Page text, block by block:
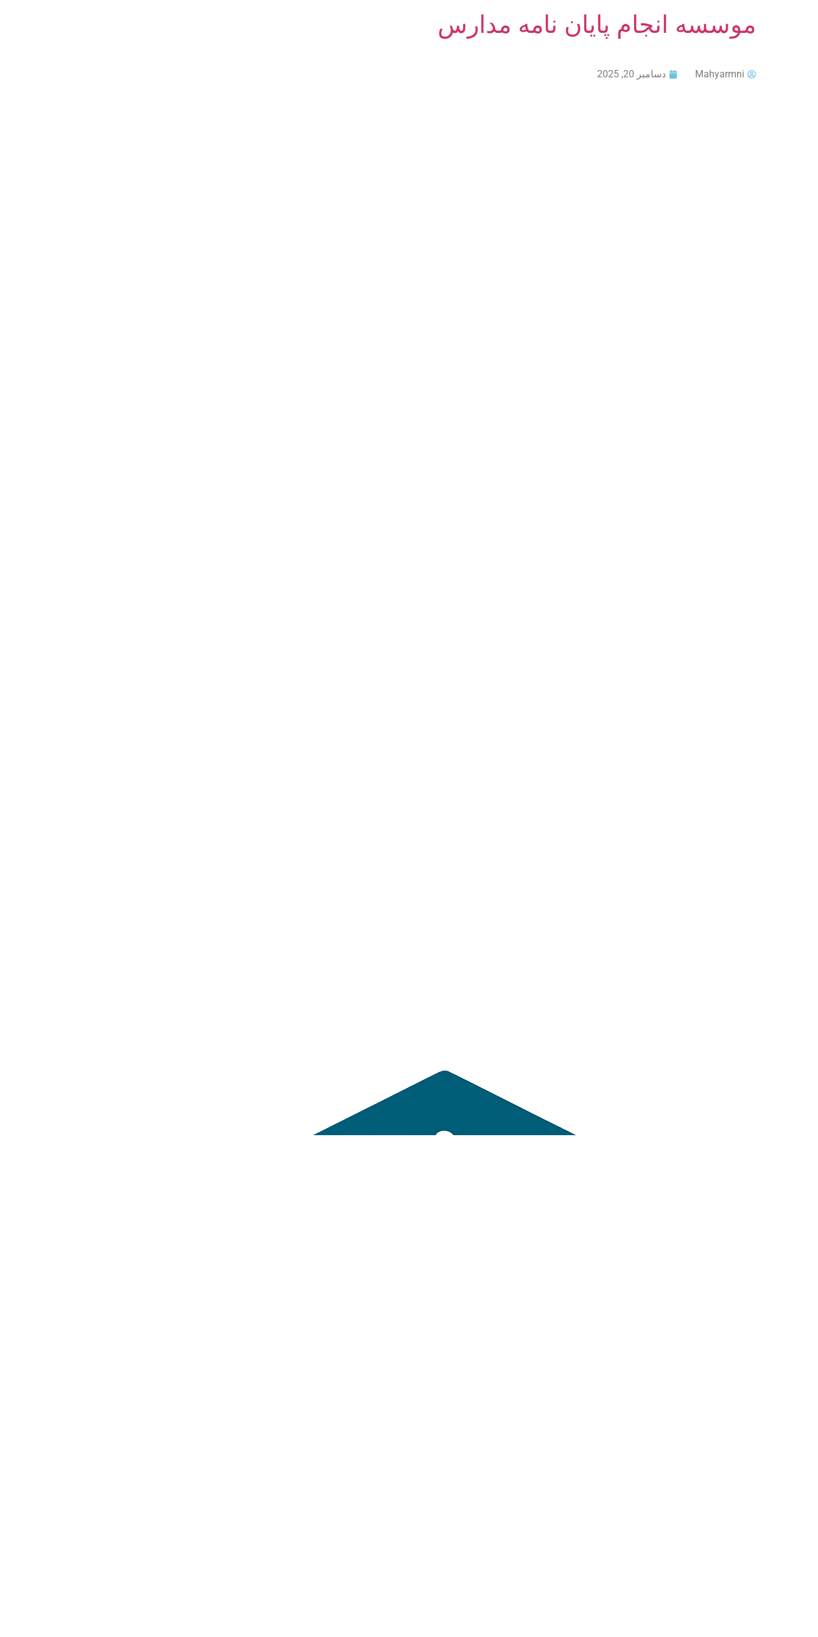
موسسه انجام پایان نامه مدارس
Mahyarmni دسامبر 20, 2025